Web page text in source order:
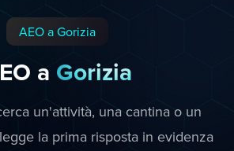
AEO a Gorizia
a Gorizia
un'attività, una cantina o un
la prima risposta in evidenza